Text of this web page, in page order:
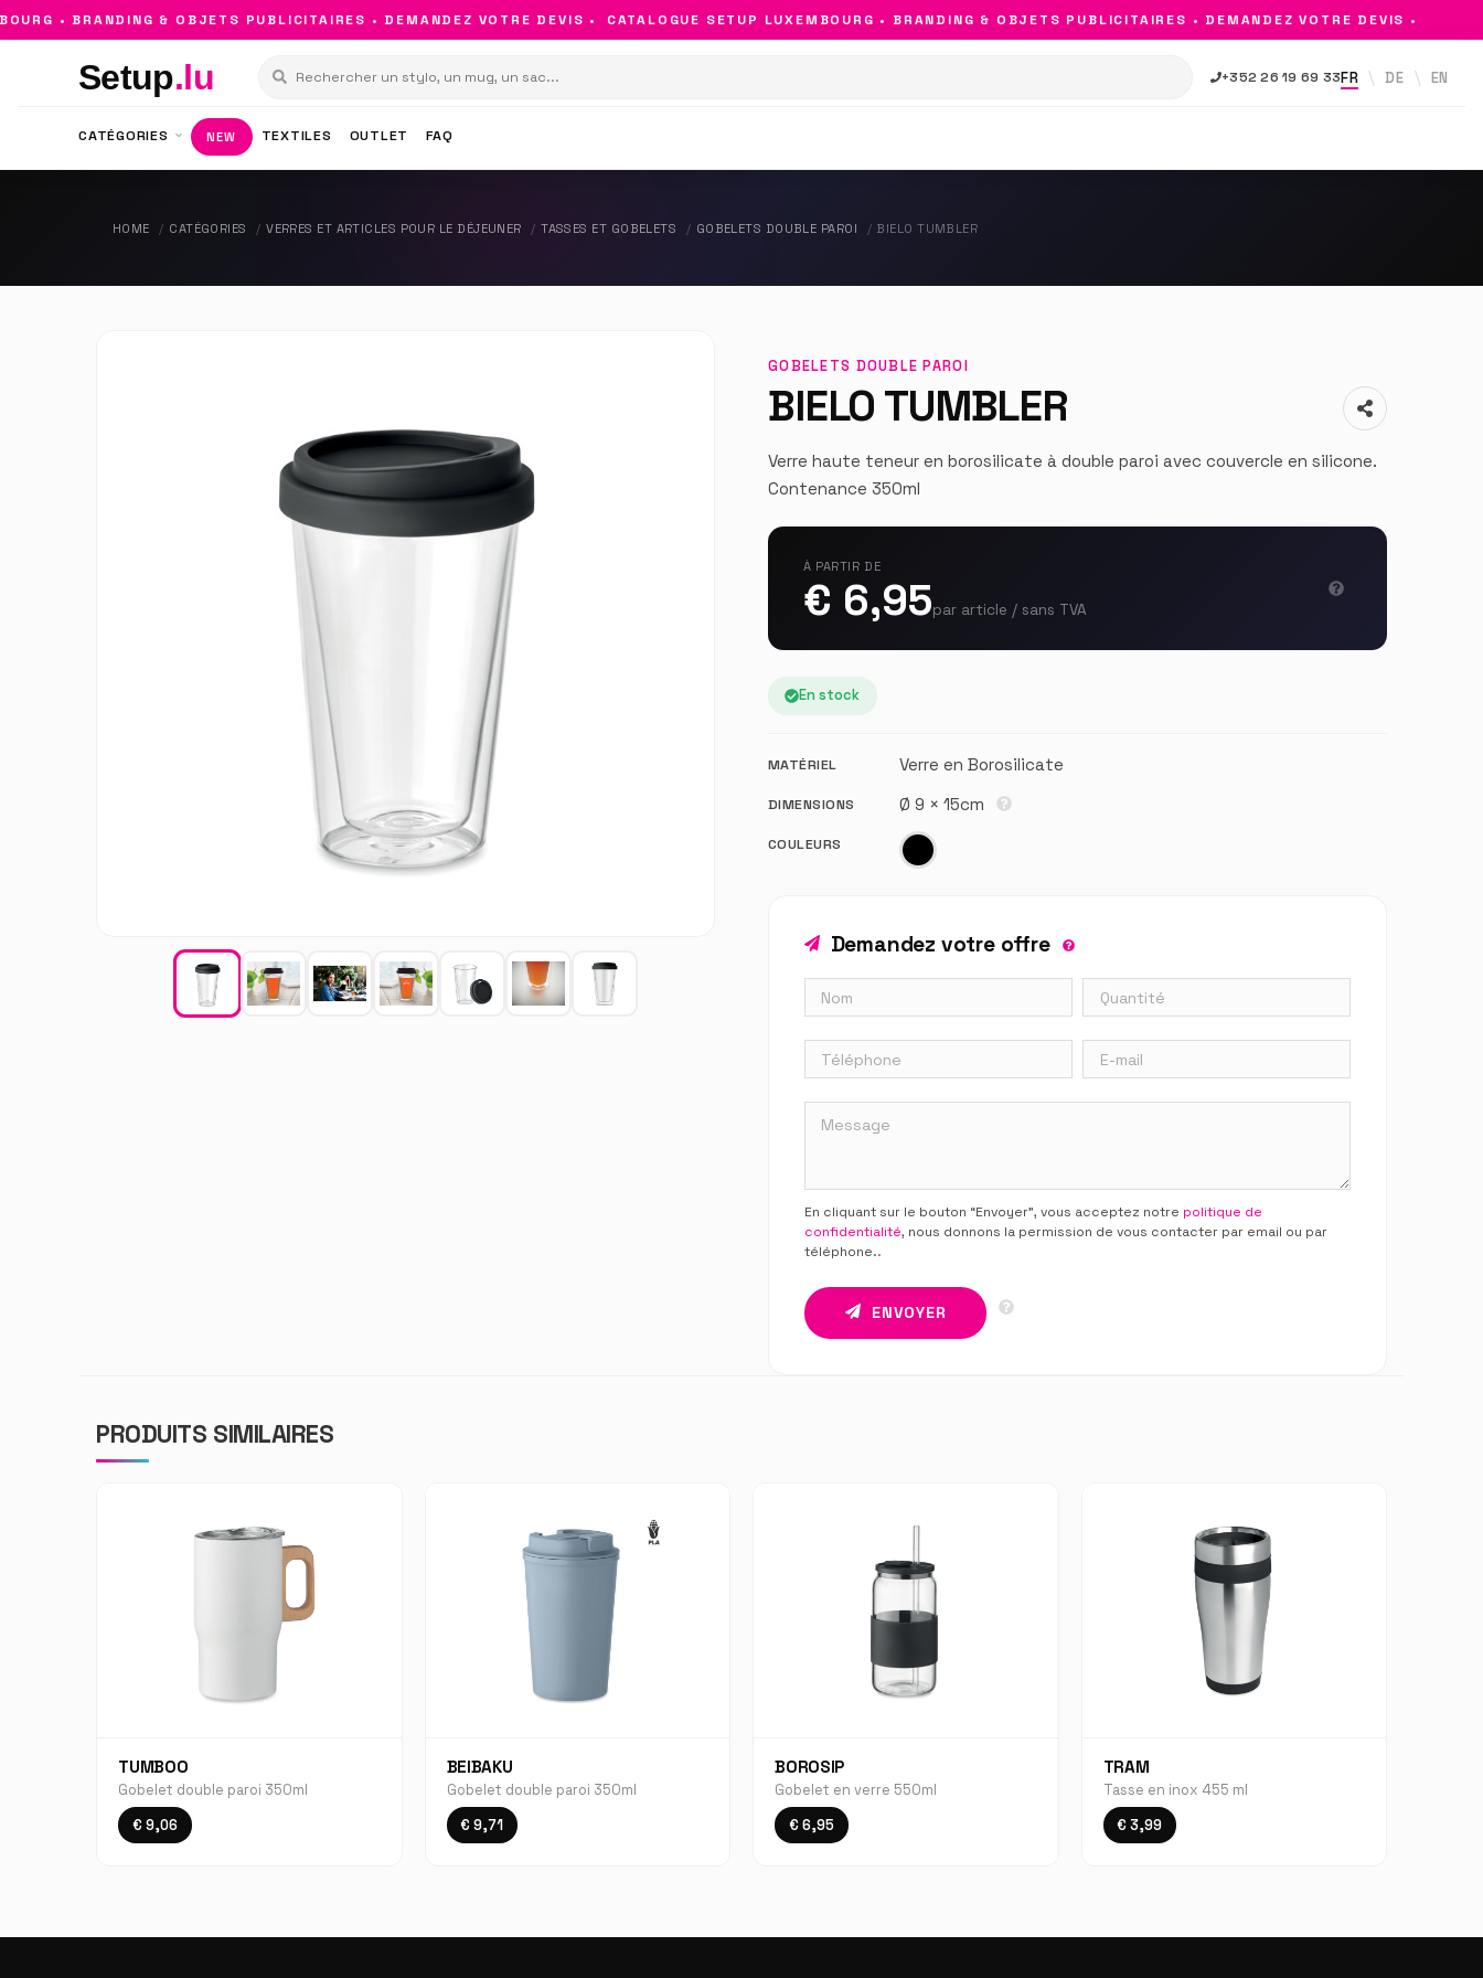
• BRANDING & OBJETS PUBLICITAIRES • DEMANDEZ VOTRE DEVIS • CATALOGUE SETUP LUXEMBOURG • BRANDING & OBJETS PUBLICITAIRES • DEMANDEZ VOTRE DEVIS •
Setup.lu +352 26 19 69 33FR DE EN
CATÉGORIES NEW TEXTILES OUTLET FAQ
HOME CATÉGORIES VERRES ET ARTICLES POUR LE DÉJEUNER TASSES ET GOBELETS GOBELETS DOUBLE PAROI BIELO TUMBLER
GOBELETS DOUBLE PAROI
BIELO TUMBLER
Verre haute teneur en borosilicate à double paroi avec couvercle en silicone.
Contenance 350ml
À PARTIR DE
€ 6,95par article / sans TVA
En stock
MATÉRIEL Verre en Borosilicate
DIMENSIONS Ø 9 × 15cm
COULEURS
Demandez votre offre
En cliquant sur le bouton “Envoyer”, vous acceptez notre politique de
confidentialité, nous donnons la permission de vous contacter par email ou par
téléphone..
ENVOYER
PRODUITS SIMILAIRES
TUMBOO
Gobelet double paroi 350ml
€ 9,06
BEIBAKU
Gobelet double paroi 350ml
€ 9,71
BOROSIP
Gobelet en verre 550ml
€ 6,95
TRAM
Tasse en inox 455 ml
€ 3,99